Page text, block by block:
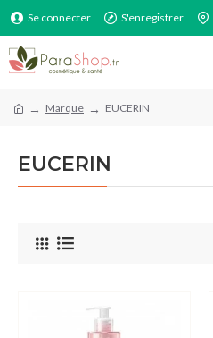
Se connecter S'enregistrer
Marque EUCERIN
EUCERIN